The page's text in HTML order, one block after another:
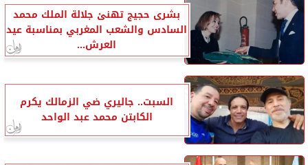
بشرى حجيج تهنئ جلالة الملك محمد
السادس والشعب المغربي بمناسبة عيد
العرش...
السبت.. جاليري ضي الزمالك يكرم
الكابتن محمد عبد الواحد